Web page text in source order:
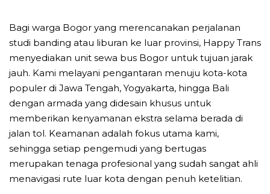
Bagi warga Bogor yang merencanakan perjalanan
studi banding atau liburan ke luar provinsi, Happy Trans
menyediakan unit sewa bus Bogor untuk tujuan jarak
jauh. Kami melayani pengantaran menuju kota-kota
populer di Jawa Tengah, Yogyakarta, hingga Bali
dengan armada yang didesain khusus untuk
memberikan kenyamanan ekstra selama berada di
jalan tol. Keamanan adalah fokus utama kami,
sehingga setiap pengemudi yang bertugas
merupakan tenaga profesional yang sudah sangat ahli
menavigasi rute luar kota dengan penuh ketelitian.